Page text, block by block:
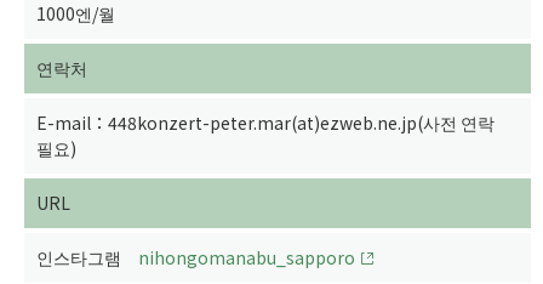
1000엔/월
연락처
E-mail：448konzert-peter.mar(at)ezweb.ne.jp(사전 연락
필요)
URL
인스타그램 nihongomanabu_sapporo